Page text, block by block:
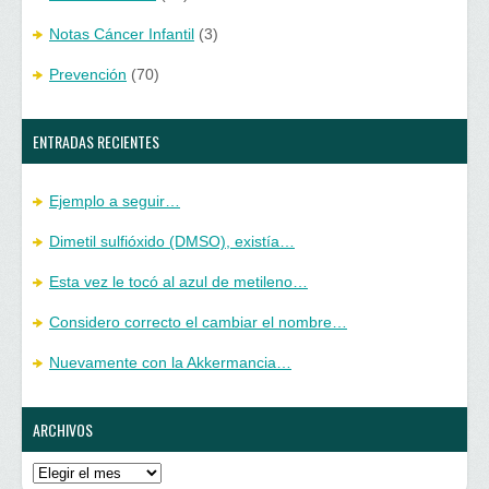
Notas Cáncer Infantil (3)
Prevención (70)
ENTRADAS RECIENTES
Ejemplo a seguir…
Dimetil sulfióxido (DMSO), existía…
Esta vez le tocó al azul de metileno…
Considero correcto el cambiar el nombre…
Nuevamente con la Akkermancia…
ARCHIVOS
Archivos